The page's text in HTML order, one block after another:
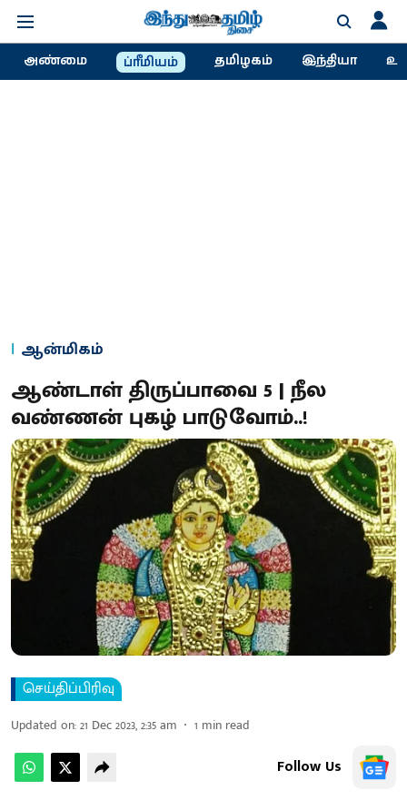
அண்மை ப்ரீமியம் தமிழகம் இந்தியா
ஆன்மிகம்
ஆண்டாள் திருப்பாவை 5 | நீல
வண்ணன் புகழ் பாடுவோம்..!
செய்திப்பிரிவு
Updated on:21 Dec 2023, 2:35 am 1 min read
Follow Us